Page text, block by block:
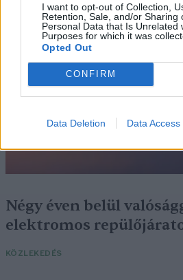
I want to opt-out of Collection,
Retention, Sale, and/or Sharing
Personal Data that Is Unrelated
Purposes for which it was
Opted Out
CONFIRM
Data Deletion Data Access
Négy éven belül
elektromos
KÖZLEKEDÉS